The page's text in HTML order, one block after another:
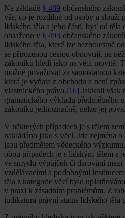
Na základě § 489 občanského
vše, co je rozdílné od osoby a
lidského těla a jeho částí, byť od těla
obsaženo v § 493 občanského
lidského těla, které lze bezbolestně
se přirozenou cestou obnovují, na
zákoníku hledí jako na věci movité.
možné považovat za samostatnou
která je vyňata z obchodu a není
vlastnického práva.[16] Jakkoli však
gramatického výkladu předmětného
zákoníku jednoznačně, nelze jej
V některých případech je s tělem
nakládáno jako s věcí. Jde zejména
jsou předmětem vědeckého
obou případech je s lidským tělem a
ve smyslu výpůjček či darování
vzdělávacími a podobnými
těla z kategorie věcí bylo
v praxi k zásadním problémům. Z
judikatura právní status lidského